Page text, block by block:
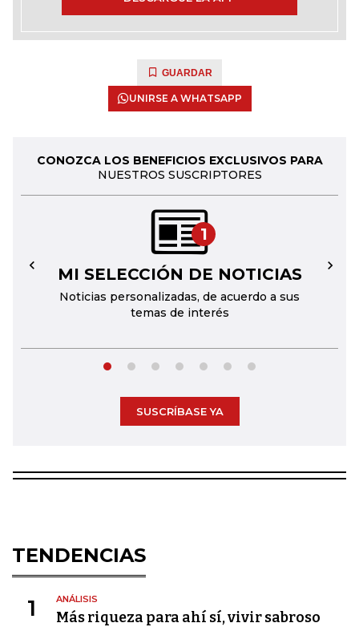
GUARDAR
UNIRSE A WHATSAPP
CONOZCA LOS BENEFICIOS EXCLUSIVOS PARA
NUESTROS SUSCRIPTORES
1
MI SELECCIÓN DE NOTICIAS
Noticias personalizadas, de acuerdo a sus
temas de interés
← →
SUSCRÍBASE YA
TENDENCIAS
1 ANÁLISIS
Más riqueza para ahí sí, vivir sabroso